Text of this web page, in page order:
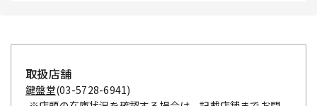
取扱店舗
鍵盤堂(03-5728-6941)